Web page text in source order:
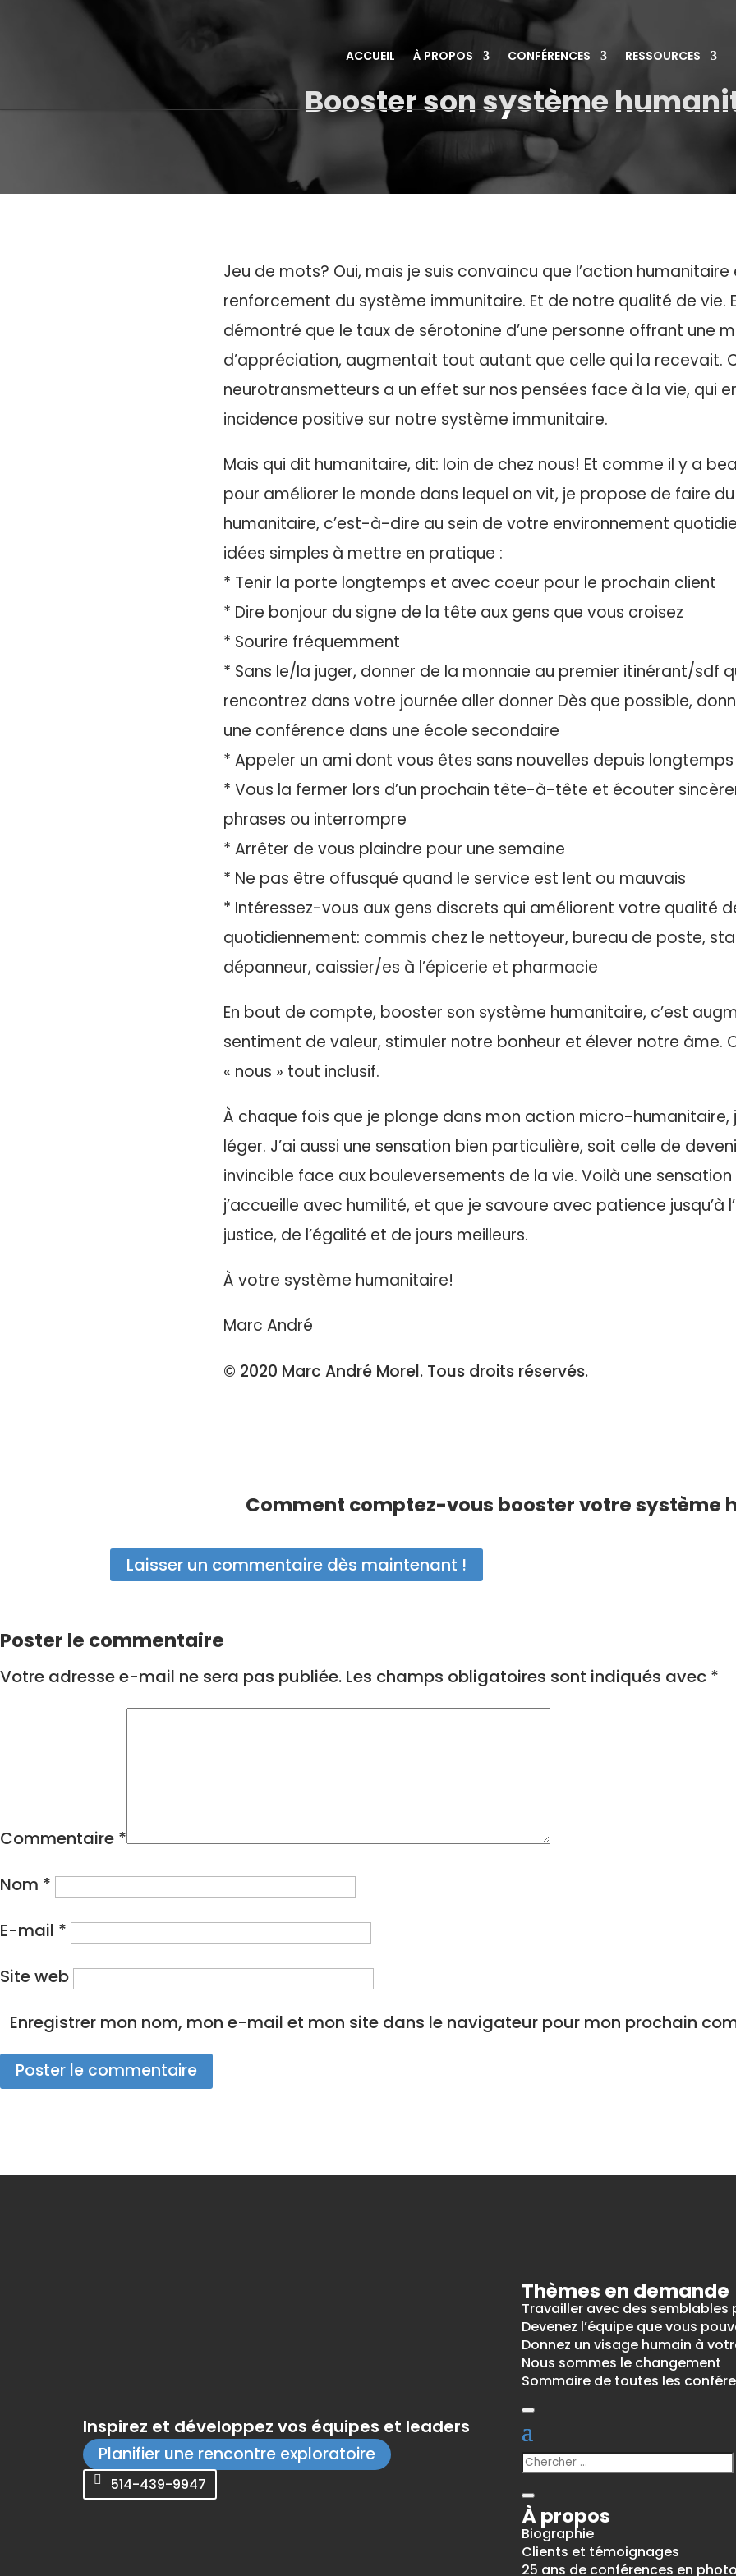
ACCUEIL À PROPOS CONFÉRENCES RESSOURCES
Booster son système
Jeu de mots? Oui, mais je suis convaincu que l’action humanitaire
renforcement du système immunitaire. Et de notre qualité de vie.
démontré que le taux de sérotonine d’une personne offrant une
d’appréciation, augmentait tout autant que celle qui la recevait.
neurotransmetteurs a un effet sur nos pensées face à la vie, qui
incidence positive sur notre système immunitaire.
Mais qui dit humanitaire, dit: loin de chez nous! Et comme il y a
pour améliorer le monde dans lequel on vit, je propose de faire
humanitaire, c’est-à-dire au sein de votre environnement
idées simples à mettre en pratique :
* Tenir la porte longtemps et avec coeur pour le prochain client
* Dire bonjour du signe de la tête aux gens que vous croisez
* Sourire fréquemment
* Sans le/la juger, donner de la monnaie au premier itinérant/sdf
rencontrez dans votre journée aller donner Dès que possible,
une conférence dans une école secondaire
* Appeler un ami dont vous êtes sans nouvelles depuis longtemps
* Vous la fermer lors d’un prochain tête-à-tête et écouter
phrases ou interrompre
* Arrêter de vous plaindre pour une semaine
* Ne pas être offusqué quand le service est lent ou mauvais
* Intéressez-vous aux gens discrets qui améliorent votre qualité
quotidiennement: commis chez le nettoyeur, bureau de poste,
dépanneur, caissier/es à l’épicerie et pharmacie
En bout de compte, booster son système humanitaire, c’est
sentiment de valeur, stimuler notre bonheur et élever notre âme.
« nous » tout inclusif.
À chaque fois que je plonge dans mon action micro-humanitaire,
léger. J’ai aussi une sensation bien particulière, soit celle de
invincible face aux bouleversements de la vie. Voilà une sensation
j’accueille avec humilité, et que je savoure avec patience jusqu’à
justice, de l’égalité et de jours meilleurs.
À votre système humanitaire!
Marc André
© 2020 Marc André Morel. Tous droits réservés.
Comment comptez-vous booster votre système
Laisser un commentaire dès maintenant !
Poster le commentaire
Votre adresse e-mail ne sera pas publiée. Les champs obligatoires sont indiqués avec *
Commentaire *
Nom *
E-mail *
Site web
Enregistrer mon nom, mon e-mail et mon site dans le navigateur pour mon prochain
Inspirez et développez vos équipes et leaders
Planifier une rencontre exploratoire
514-439-9947
Thèmes en demande
Travailler avec des semblables
Devenez l’équipe que vous
Donnez un visage humain à
Nous sommes le changement
Sommaire de toutes les
À propos
Biographie
Clients et témoignages
25 ans de conférences en